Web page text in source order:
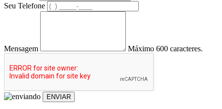
Seu Telefone
Mensagem Máximo 600 caracteres.
ENVIAR